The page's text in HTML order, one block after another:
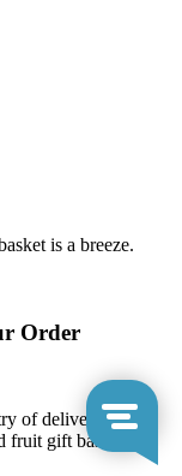
is a breeze.
Order
of delivery.
fruit gift baskets to